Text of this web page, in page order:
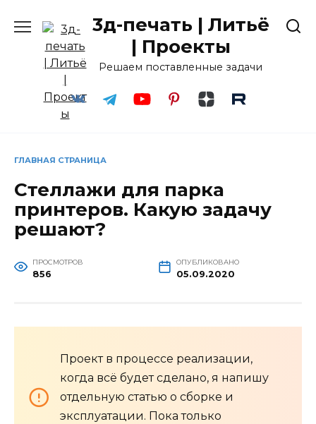
содержанию
3д-печать | Литьё
| Проекты
Решаем поставленные задачи
ГЛАВНАЯ СТРАНИЦА
Стеллажи для парка
принтеров. Какую задачу
решают?
ПРОСМОТРОВ
856
ОПУБЛИКОВАНО
05.09.2020
Проект в процессе реализации,
когда всё будет сделано, я напишу
отдельную статью о сборке и
эксплуатации. Пока только